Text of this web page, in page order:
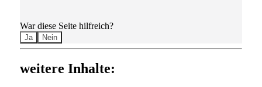
War diese Seite hilfreich?
Ja Nein
weitere Inhalte: